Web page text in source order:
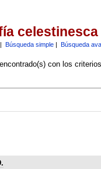
celestinesca
Búsqueda simple| Búsqueda
con los